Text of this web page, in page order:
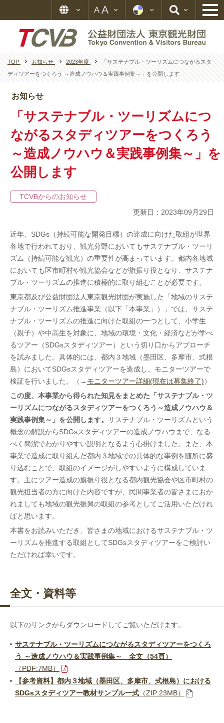
TOP お知らせ 2023年度
「サステナブル・ツーリズムにつながるスタ
ディツアーをつくろう ～造成ノウハウ＆実践事例集～」を公開します
「サステナブル・ツーリズムにつ
ながるスタディツアーをつくろう
～造成ノウハウ＆実践事例集～」を
公開します
TCVBからのお知らせ
更新日：2023年09月29日
近年、SDGs（持続可能な開発目標）の達成に向けた取組が世界
各地で行われており、観光分野においてもサステナブル・ツーリ
ズム（持続可能な観光）の重要性が高まっています。都内各地域
においても区市町村や観光協会などが旗振り役となり、サステナ
ブル・ツーリズムの推進に積極的に取り組むことが必要です。
東京都及び公益財団法人東京観光財団が実施した「地域のサステ
ナブル・ツーリズム推進事業（以下「本事業」）」では、サステ
ナブル・ツーリズムの推進に向けた取組の一つとして、小学生
（親子）や中高生を対象に、地域の環境・文化・経済などが学べ
るツアー（SDGsスタディツアー）という切り口からアプローチ
を試みました。具体的には、都内３地域（墨田区、多摩市、式根
島）においてSDGsスタディツアーを造成し、モニターツアーで
検証を行いました。（→ モニターツアー詳細(現在は募集終了)）
この度、本事業から得られた知見をまとめた「サステナブル・ツ
ーリズムにつながるスタディツアーをつくろう～造成ノウハウ＆
実践事例集～」を公開します。 サステナブル・ツーリズムという
概念の解説からSDGsスタディツアーの造成ノウハウまで、なる
べく簡潔でわかりやすい説明となるよう心掛けました。また、本
事業で造成に取り組んだ都内３地域での具体的な事例を随所に盛
り込むことで、取組のイメージがしやすいように構成していま
す。主にツアー造成の旗振り役となる都内観光協会や区市町村の
観光担当者の方に向けた内容ですが、民間事業者の皆さまにおか
れましても地域の観光振興の取組の参考としてご活用いただけれ
ばと思います。
本書をお読みいただき、皆さまの地域におけるサステナブル・ツ
ーリズムを推進する取組としてSDGsスタディツアーをご検討い
ただければ幸いです。
全文・資料等
以下のリンクからダウンロードしてご覧いただけます。
サステナブル・ツーリズムにつながるスタディツアーをつくろ
う ～造成ノウハウ＆実践事例集～ 全文（54頁）
（PDF:7MB）
【参考資料】 都内３地域（墨田区、多摩市、式根島）における
SDGsスタディツアー教材サンプル一式 （ZIP:23MB）
お知らせ